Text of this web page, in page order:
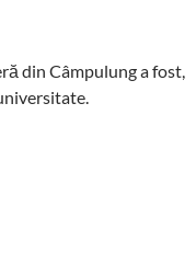
din Câmpulung a fost,